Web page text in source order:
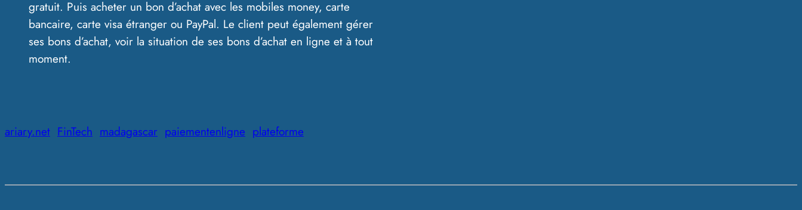
gratuit. Puis acheter un bon d’achat avec les mobiles money, carte
bancaire, carte visa étranger ou PayPal. Le client peut également gérer
ses bons d’achat, voir la situation de ses bons d’achat en ligne et à tout
moment.
ariary.net FinTech madagascar paiementenligne plateforme